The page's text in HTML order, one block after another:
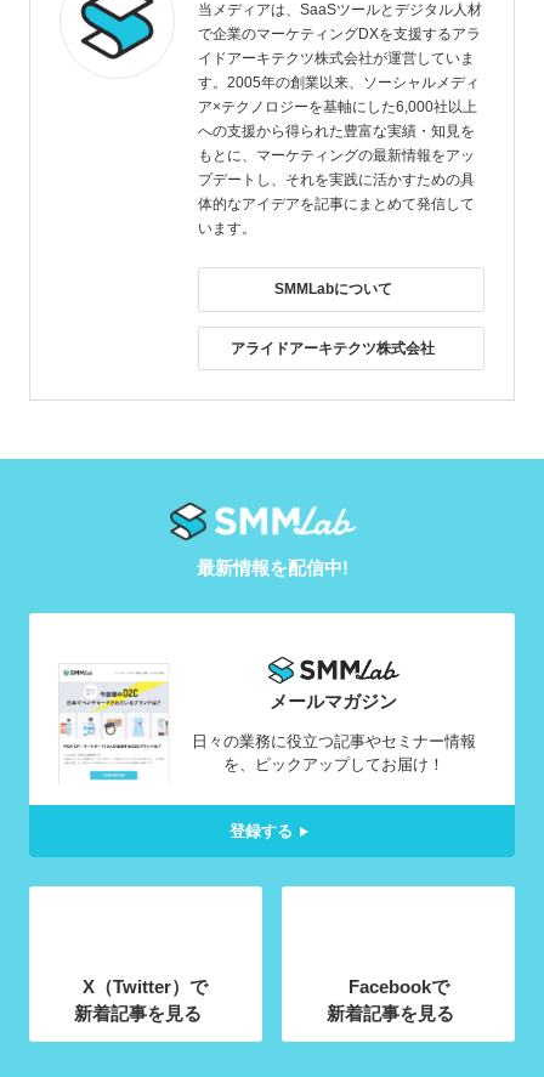
当メディアは、SaaSツールとデジタル人材
で企業のマーケティングDXを支援するアラ
イドアーキテクツ株式会社が運営していま
す。2005年の創業以来、ソーシャルメディ
ア×テクノロジーを基軸にした6,000社以上
への支援から得られた豊富な実績・知見を
もとに、マーケティングの最新情報をアッ
プデートし、それを実践に活かすための具
体的なアイデアを記事にまとめて発信して
います。
SMMLabについて
アライドアーキテクツ株式会社
最新情報を配信中!
メールマガジン
日々の業務に役立つ記事やセミナー情報
を、ピックアップしてお届け！
登録する
X（Twitter）で
新着記事を見る
Facebookで
新着記事を見る